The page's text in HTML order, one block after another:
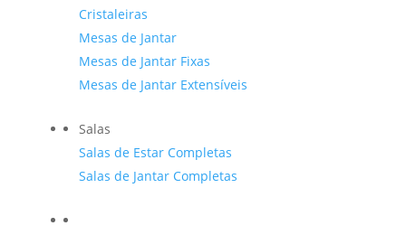
Cristaleiras
Mesas de Jantar
Mesas de Jantar Fixas
Mesas de Jantar Extensíveis
Salas
Salas de Estar Completas
Salas de Jantar Completas